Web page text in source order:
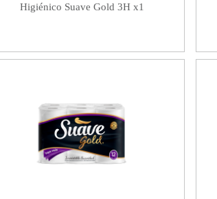
Higiénico Suave Gold 3H x1